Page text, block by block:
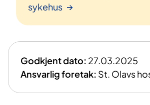
sykehus
Godkjent dato: 27.03.2025
Ansvarlig foretak: St. Olavs